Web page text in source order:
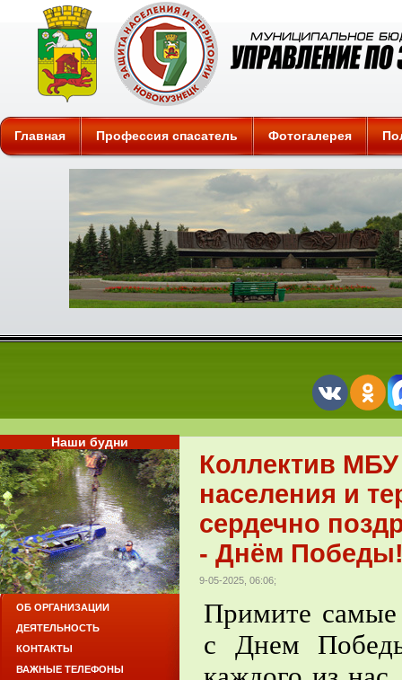
Защита
Главная Профессия спасатель Фотогалерея
Коллектив
населения и
сердечно
- Днём
9-05-2025, 06:06;
Примите самые
с Днем
Наши будни
ОБ ОРГАНИЗАЦИИ
ДЕЯТЕЛЬНОСТЬ
КОНТАКТЫ
ВАЖНЫЕ ТЕЛЕФОНЫ